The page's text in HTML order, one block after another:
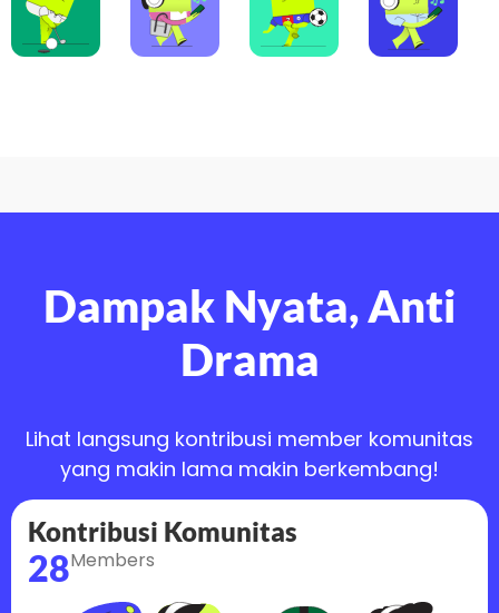
Dampak Nyata, Anti
Drama
Lihat langsung kontribusi member komunitas
yang makin lama makin berkembang!
Kontribusi Komunitas
28Members